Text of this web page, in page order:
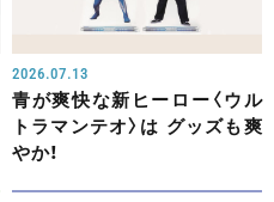
2026.07.13
青が爽快な新ヒーロー〈ウル
トラマンテオ〉は グッズも爽
やか！